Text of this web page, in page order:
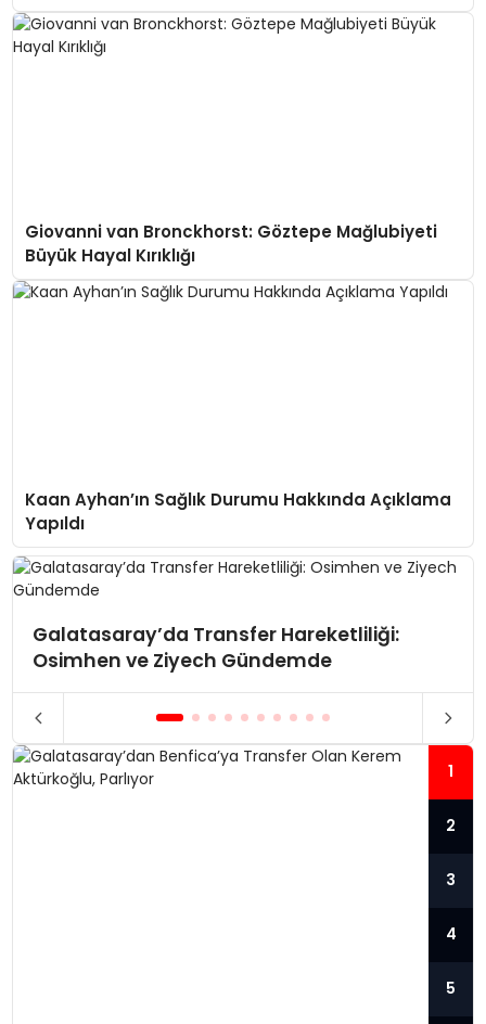
Giovanni van Bronckhorst: Göztepe Mağlubiyeti
Büyük Hayal Kırıklığı
Kaan Ayhan’ın Sağlık Durumu Hakkında Açıklama
Yapıldı
Galatasaray’da Transfer Hareketliliği:
Osimhen ve Ziyech Gündemde
1
2
3
4
5